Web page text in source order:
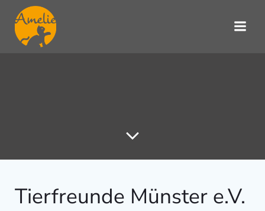
Tierfreunde Münster e.V.